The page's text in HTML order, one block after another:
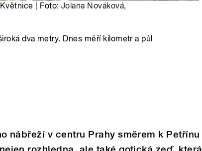
| Foto: Jolana Nováková,
dva metry. Dnes měří kilometr a půl
nábřeží v centru Prahy směrem k Petřínu